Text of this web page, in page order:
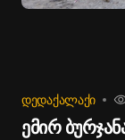
ᲓᲔᲓᲐᲥᲐᲚᲐᲥᲘ
ემირ